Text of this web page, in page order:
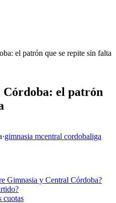
el patrón que se repite sin falta
el patrón
·gimnasia mcentral cordobaliga
Gimnasia y Central Córdoba?
cuotas